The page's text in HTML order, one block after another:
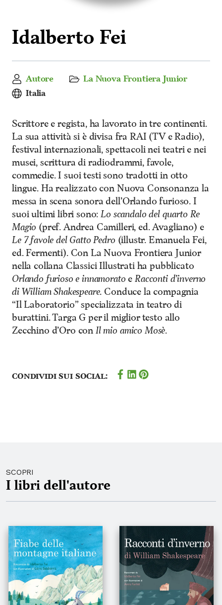
Idalberto Fei
Autore
La Nuova Frontiera Junior
Italia
Scrittore e regista, ha lavorato in tre continenti.
La sua attività si è divisa fra RAI (TV e Radio),
festival internazionali, spettacoli nei teatri e nei
musei, scrittura di radiodrammi, favole,
commedie. I suoi testi sono tradotti in otto
lingue. Ha realizzato con Nuova Consonanza la
messa in scena sonora dell’Orlando furioso. I
suoi ultimi libri sono:Lo scandalo del quarto Re
Magio (pref. Andrea Camilleri, ed. Avagliano) e
Le 7 favole del Gatto Pedro (illustr. Emanuela Fei,
ed. Fermenti). Con La Nuova Frontiera Junior
nella collana Classici Illustrati ha pubblicato
Orlando furioso e innamoratoeRacconti d’inverno
di William Shakespeare. Conduce la compagnia
“Il Laboratorio” specializzata in teatro di
burattini. Targa G per il miglior testo allo
Zecchino d’Oro con Il mio amico Mosè.
Condividi sui social:
SCOPRI
I libri dell'autore